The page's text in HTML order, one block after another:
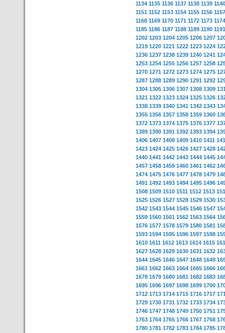
1134 1135 1136 1137 1138 1139 1140
1151 1152 1153 1154 1155 1156 1157
1168 1169 1170 1171 1172 1173 1174
1185 1186 1187 1188 1189 1190 1191
1202 1203 1204 1205 1206 1207
1219 1220 1221 1222 1223 1224
1236 1237 1238 1239 1240 1241
1253 1254 1255 1256 1257 1258
1270 1271 1272 1273 1274 1275
1287 1288 1289 1290 1291 1292
1304 1305 1306 1307 1308 1309
1321 1322 1323 1324 1325 1326
1338 1339 1340 1341 1342 1343
1355 1356 1357 1358 1359 1360
1372 1373 1374 1375 1376 1377
1389 1390 1391 1392 1393 1394
1406 1407 1408 1409 1410 1411
1423 1424 1425 1426 1427 1428
1440 1441 1442 1443 1444 1445
1457 1458 1459 1460 1461 1462
1474 1475 1476 1477 1478 1479
1491 1492 1493 1494 1495 1496
1508 1509 1510 1511 1512 1513
1525 1526 1527 1528 1529 1530
1542 1543 1544 1545 1546 1547
1559 1560 1561 1562 1563 1564
1576 1577 1578 1579 1580 1581
1593 1594 1595 1596 1597 1598
1610 1611 1612 1613 1614 1615
1627 1628 1629 1630 1631 1632
1644 1645 1646 1647 1648 1649
1661 1662 1663 1664 1665 1666
1678 1679 1680 1681 1682 1683
1695 1696 1697 1698 1699 1700
1712 1713 1714 1715 1716 1717
1729 1730 1731 1732 1733 1734
1746 1747 1748 1749 1750 1751
1763 1764 1765 1766 1767 1768
1780 1781 1782 1783 1784 1785